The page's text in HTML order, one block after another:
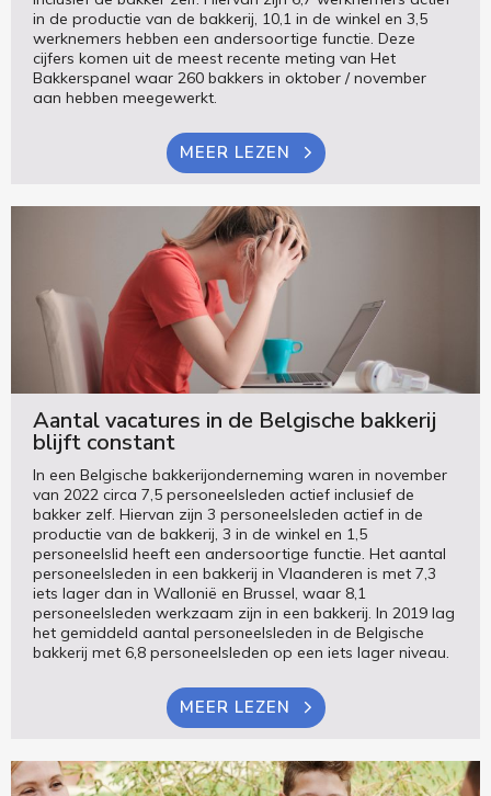
in de productie van de bakkerij, 10,1 in de winkel en 3,5
werknemers hebben een andersoortige functie. Deze
cijfers komen uit de meest recente meting van Het
Bakkerspanel waar 260 bakkers in oktober / november
aan hebben meegewerkt.
MEER LEZEN
Aantal vacatures in de Belgische bakkerij
blijft constant
In een Belgische bakkerijonderneming waren in november
van 2022 circa 7,5 personeelsleden actief inclusief de
bakker zelf. Hiervan zijn 3 personeelsleden actief in de
productie van de bakkerij, 3 in de winkel en 1,5
personeelslid heeft een andersoortige functie. Het aantal
personeelsleden in een bakkerij in Vlaanderen is met 7,3
iets lager dan in Wallonië en Brussel, waar 8,1
personeelsleden werkzaam zijn in een bakkerij. In 2019 lag
het gemiddeld aantal personeelsleden in de Belgische
bakkerij met 6,8 personeelsleden op een iets lager niveau.
MEER LEZEN